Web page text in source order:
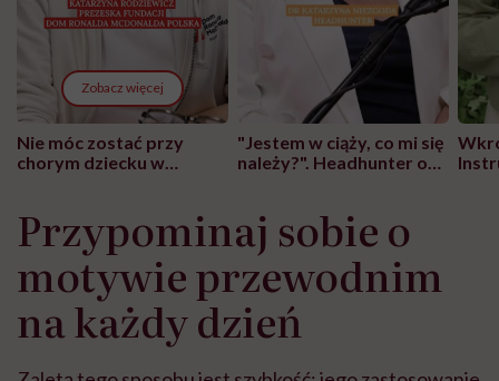
Zobacz więcej
Nie móc zostać przy
chorym dziecku w
może chyba tylko
głupota i brak
wyobraźni"
"Jestem w ciąży, co mi się
należy?". Headhunter o
pracy
Przypominaj sobie o
motywie przewodnim
na każdy dzień